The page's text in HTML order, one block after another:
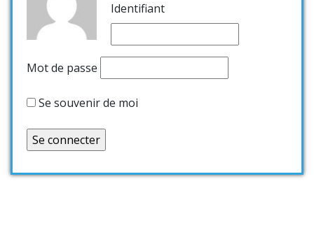
Identifiant
Mot de passe
Se souvenir de moi